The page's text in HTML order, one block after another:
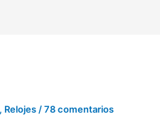
, Relojes /78 comentarios